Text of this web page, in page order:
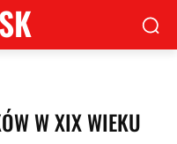
W XIX WIEKU